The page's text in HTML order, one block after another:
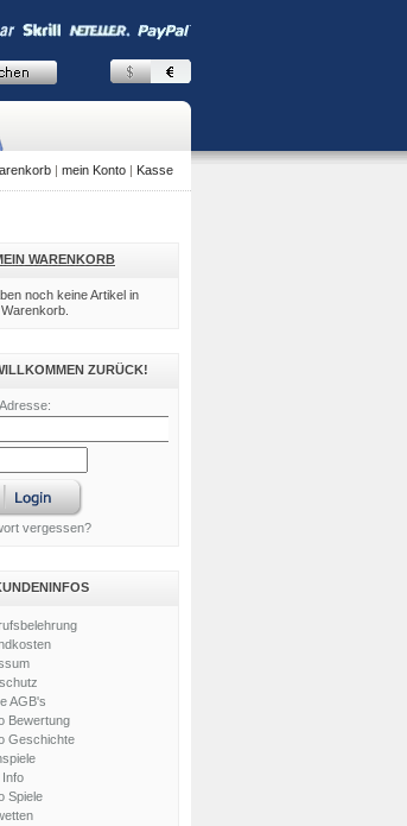
| mein Konto | Kasse
WARENKORB
noch keine Artikel in
ZURÜCK!
vergessen?
AGB's
Bewertung
Geschichte
Info
Spiele